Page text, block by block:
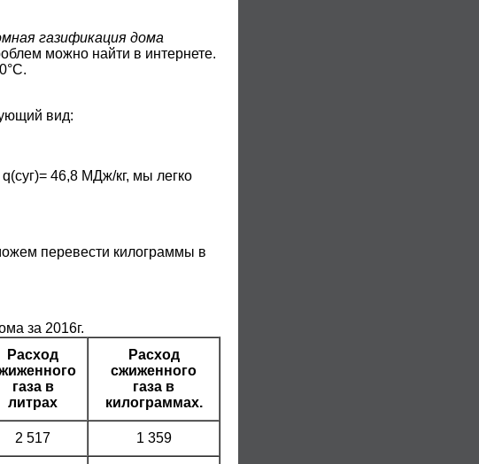
газификация дома
можно найти в интернете.
вид:
46,8 МДж/кг, мы легко
перевести килограммы в
за 2016г.
Расход
газа в
литрах
Расход
сжиженного
газа в
килограммах.
2 517 1 359